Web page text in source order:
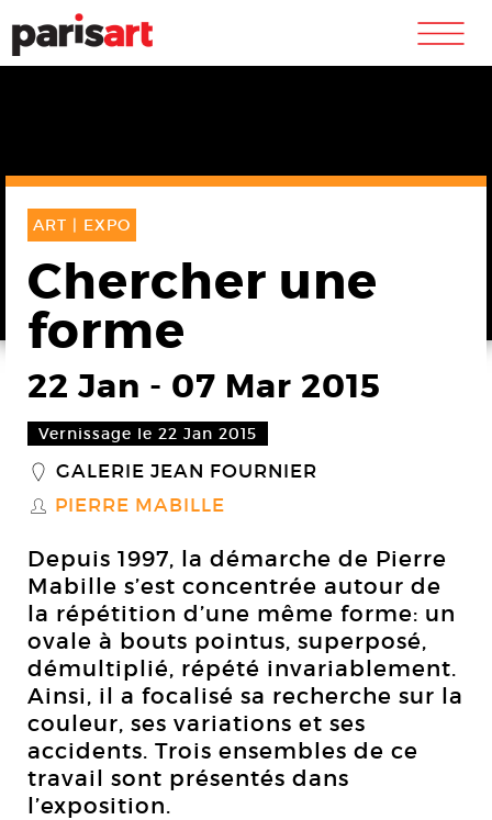
m
ART | EXPO
Chercher une
forme
22 Jan - 07 Mar 2015
Vernissage le 22 Jan 2015
_ GALERIE JEAN FOURNIER
S PIERRE MABILLE
Depuis 1997, la démarche de Pierre
Mabille s’est concentrée autour de
la répétition d’une même forme: un
ovale à bouts pointus, superposé,
démultiplié, répété invariablement.
Ainsi, il a focalisé sa recherche sur la
couleur, ses variations et ses
accidents. Trois ensembles de ce
travail sont présentés dans
l’exposition.